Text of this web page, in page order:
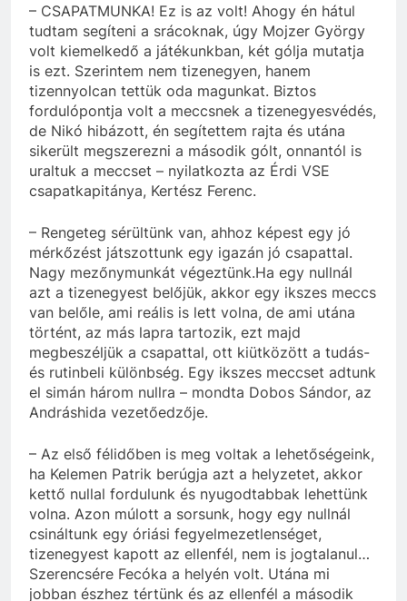
– CSAPATMUNKA! Ez is az volt! Ahogy én hátul
tudtam segíteni a srácoknak, úgy Mojzer György
volt kiemelkedő a játékunkban, két gólja mutatja
is ezt. Szerintem nem tizenegyen, hanem
tizennyolcan tettük oda magunkat. Biztos
fordulópontja volt a meccsnek a tizenegyesvédés,
de Nikó hibázott, én segítettem rajta és utána
sikerült megszerezni a második gólt, onnantól is
uraltuk a meccset – nyilatkozta az Érdi VSE
csapatkapitánya, Kertész Ferenc.
– Rengeteg sérültünk van, ahhoz képest egy jó
mérkőzést játszottunk egy igazán jó csapattal.
Nagy mezőnymunkát végeztünk.Ha egy nullnál
azt a tizenegyest belőjük, akkor egy ikszes meccs
van belőle, ami reális is lett volna, de ami utána
történt, az más lapra tartozik, ezt majd
megbeszéljük a csapattal, ott kiütközött a tudás-
és rutinbeli különbség. Egy ikszes meccset adtunk
el simán három nullra – mondta Dobos Sándor, az
Andráshida vezetőedzője.
– Az első félidőben is meg voltak a lehetőségeink,
ha Kelemen Patrik berúgja azt a helyzetet, akkor
kettő nullal fordulunk és nyugodtabbak lehettünk
volna. Azon múlott a sorsunk, hogy egy nullnál
csináltunk egy óriási fegyelmezetlenséget,
tizenegyest kapott az ellenfél, nem is jogtalanul…
Szerencsére Fecóka a helyén volt. Utána mi
jobban észhez tértünk és az ellenfél a második